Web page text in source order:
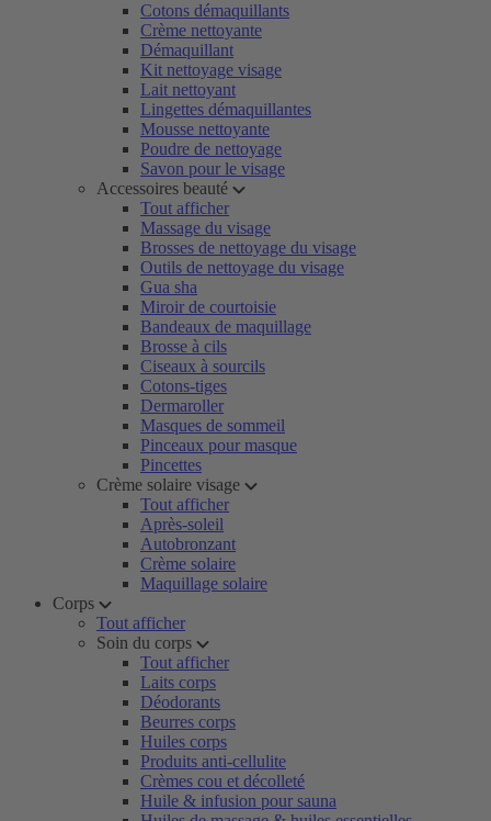
Cotons démaquillants
Crème nettoyante
Démaquillant
Kit nettoyage visage
Lait nettoyant
Lingettes démaquillantes
Mousse nettoyante
Poudre de nettoyage
Savon pour le visage
Accessoires beauté
Tout afficher
Massage du visage
Brosses de nettoyage du visage
Outils de nettoyage du visage
Gua sha
Miroir de courtoisie
Bandeaux de maquillage
Brosse à cils
Ciseaux à sourcils
Cotons-tiges
Dermaroller
Masques de sommeil
Pinceaux pour masque
Pincettes
Crème solaire visage
Tout afficher
Après-soleil
Autobronzant
Crème solaire
Maquillage solaire
Corps
Tout afficher
Soin du corps
Tout afficher
Laits corps
Déodorants
Beurres corps
Huiles corps
Produits anti-cellulite
Crèmes cou et décolleté
Huile & infusion pour sauna